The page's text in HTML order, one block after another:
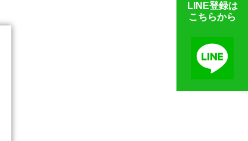
LINE登録は
こちらから